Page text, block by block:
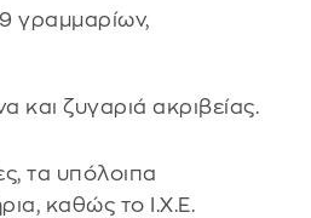
γραμμαρίων,
και ζυγαριά ακριβείας.
τα υπόλοιπα
καθώς το Ι.Χ.Ε.